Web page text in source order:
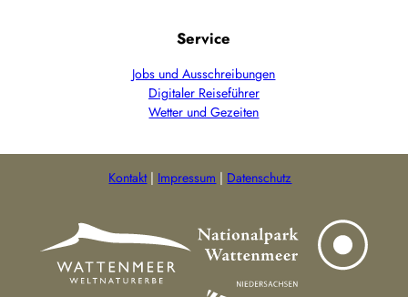
Service
Jobs und Ausschreibungen
Digitaler Reiseführer
Wetter und Gezeiten
Kontakt Impressum Datenschutz